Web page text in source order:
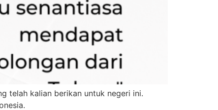
telah kalian berikan untuk negeri ini.